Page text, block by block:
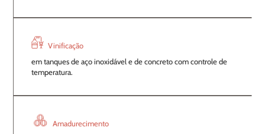
Vinificação
em tanques de aço inoxidável e de concreto com controle de
temperatura.
Amadurecimento